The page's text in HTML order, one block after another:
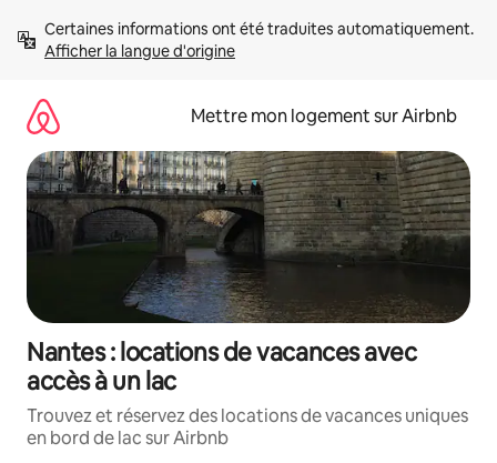
directement
Afficher la langue d'origine
Mettre mon logement sur Airbnb
Nantes : locations de vacances avec
accès à un lac
Trouvez et réservez des locations de vacances uniques
en bord de lac sur Airbnb